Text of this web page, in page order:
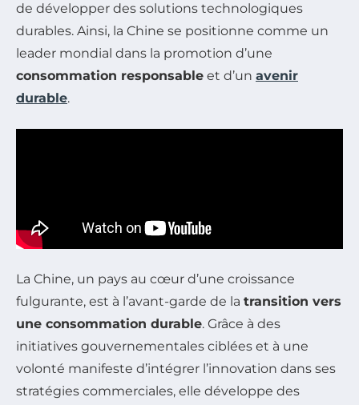
de développer des solutions technologiques
durables. Ainsi, la Chine se positionne comme un
leader mondial dans la promotion d’une
consommation responsable et d’un avenir
durable.
La Chine, un pays au cœur d’une croissance
fulgurante, est à l’avant-garde de la transition vers
une consommation durable. Grâce à des
initiatives gouvernementales ciblées et à une
volonté manifeste d’intégrer l’innovation dans ses
stratégies commerciales, elle développe des